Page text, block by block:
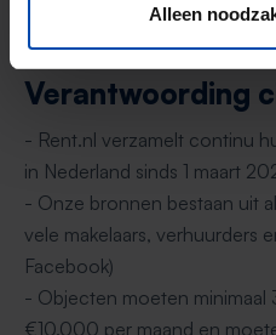
Alleen
woningcorporaties is niet
Verantwoording
- Rent.nl verzamelt continu
in Nederland sinds 1 maart
- Onze bronnen bestaan uit
vele makelaars, verhuurders
Facebook)
- Objecten moeten minimaal
€10.000 per maand en